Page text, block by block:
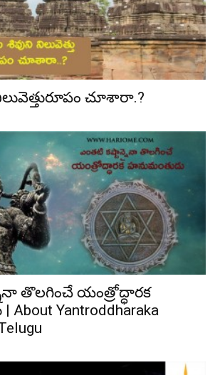
చూశారా.?
తొలగించే యంత్రోద్ధారక
Yantroddharaka